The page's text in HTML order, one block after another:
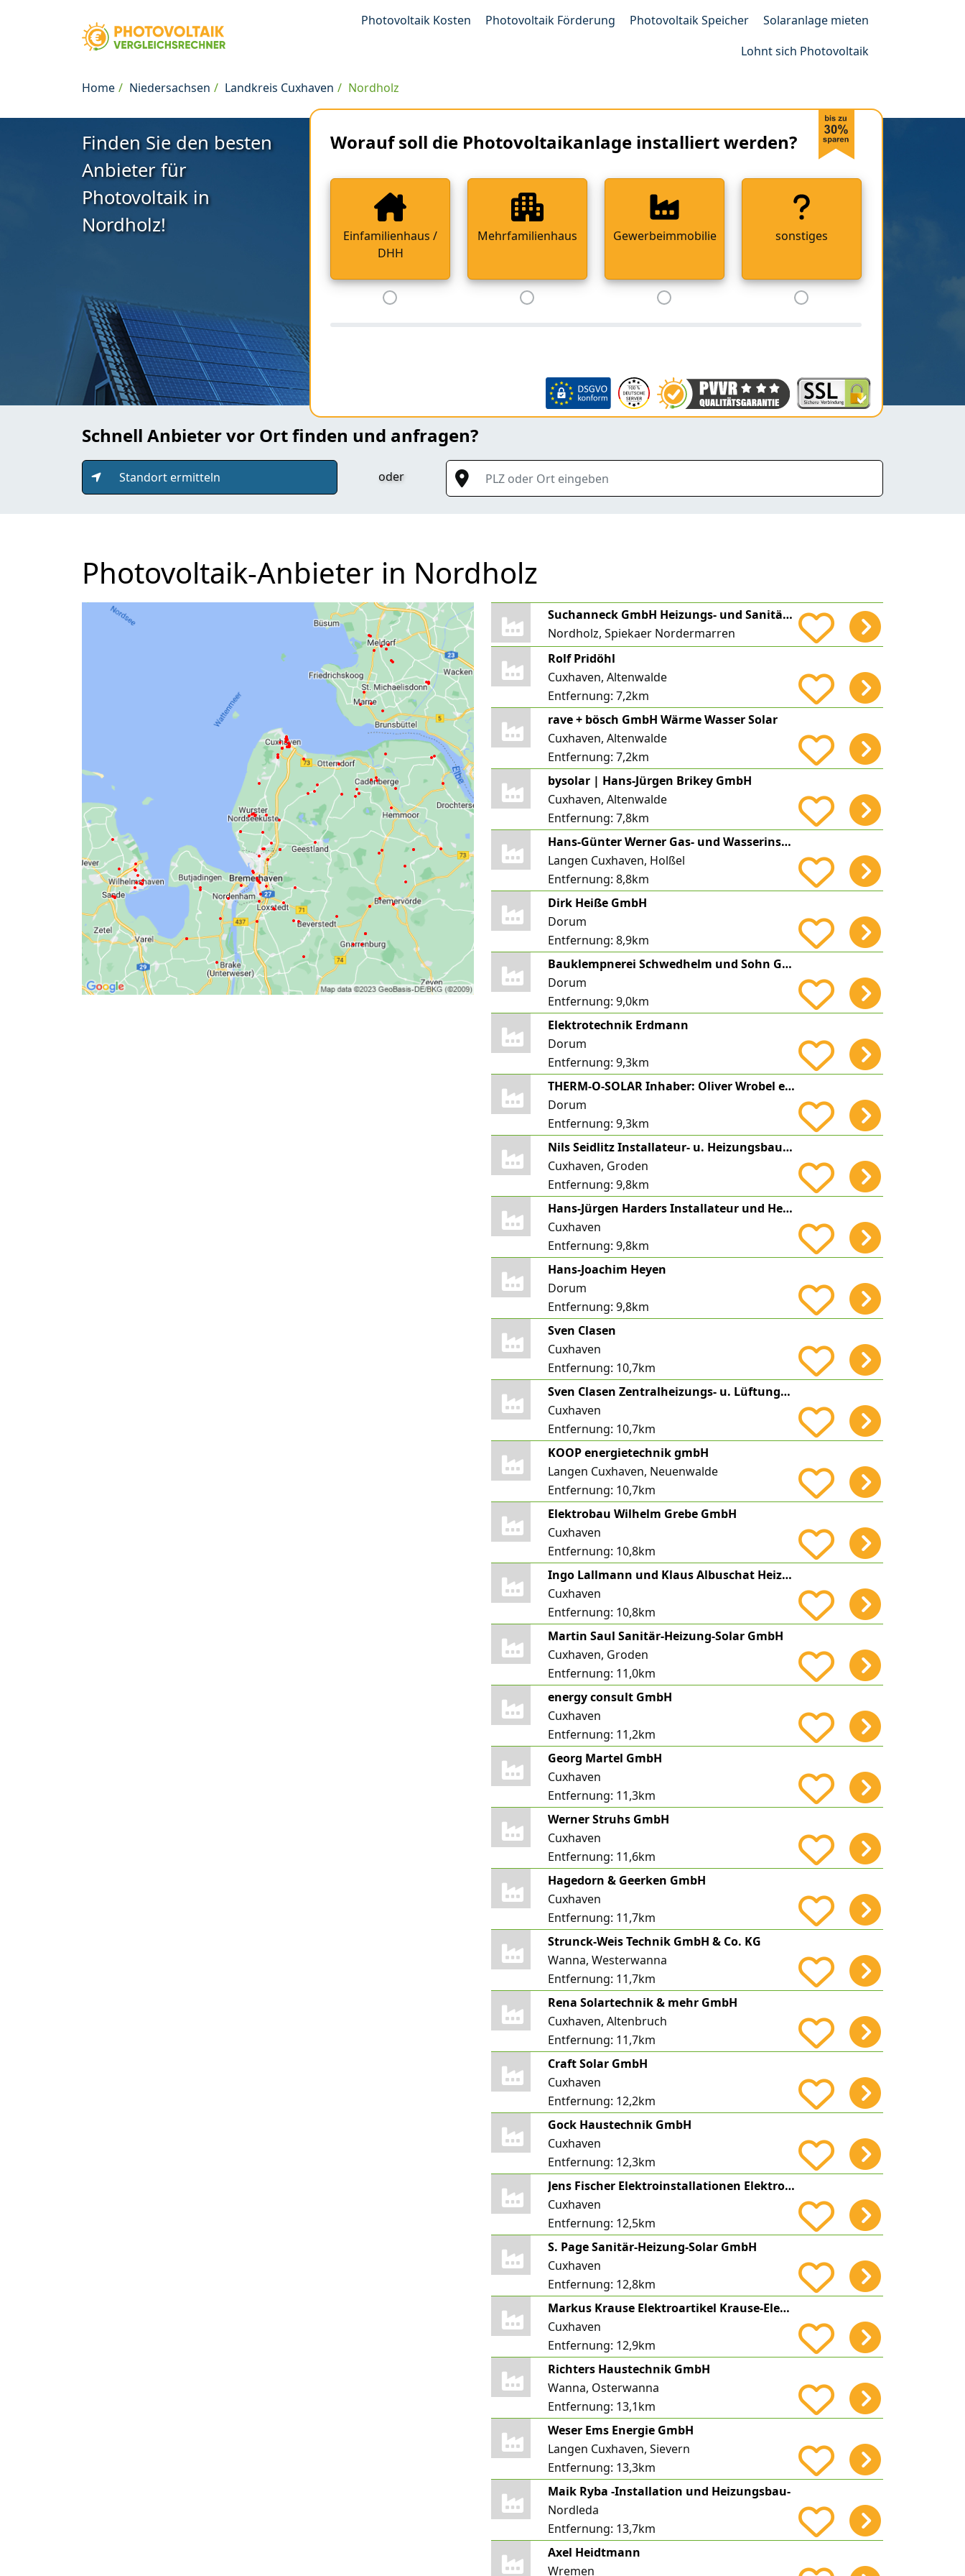
Photovoltaik Kosten Photovoltaik Förderung Photovoltaik Speicher
Solaranlage mieten
Lohnt sich Photovoltaik
Home Niedersachsen Landkreis Cuxhaven Nordholz
Finden Sie den besten
Anbieter für
Photovoltaik in
Nordholz!
Worauf soll die Photovoltaikanlage installiert werden?
Einfamilienhaus /
DHH
Mehrfamilienhaus Gewerbeimmobilie sonstiges
Schnell Anbieter vor Ort finden und anfragen?
Standort ermitteln oder
PLZ oder Ort eingeben
Photovoltaik-Anbieter in Nordholz
Suchanneck GmbH Heizungs- und Sanitärservice
Nordholz, Spiekaer Nordermarren
Rolf Pridöhl
Cuxhaven, Altenwalde
Entfernung:7,2km
rave + bösch GmbH Wärme Wasser Solar
Cuxhaven, Altenwalde
Entfernung:7,2km
bysolar | Hans-Jürgen Brikey GmbH
Cuxhaven, Altenwalde
Entfernung:7,8km
Hans-Günter Werner Gas- und Wasserinst.- sowie Zentralh.- und Lüftungsbauermeister
Langen Cuxhaven, Holßel
Entfernung:8,8km
Dirk Heiße GmbH
Dorum
Entfernung:8,9km
Bauklempnerei Schwedhelm und Sohn GmbH
Dorum
Entfernung:9,0km
Elektrotechnik Erdmann
Dorum
Entfernung:9,3km
THERM-O-SOLAR Inhaber: Oliver Wrobel e.K.
Dorum
Entfernung:9,3km
Nils Seidlitz Installateur- u. Heizungsbauermeister
Cuxhaven, Groden
Entfernung:9,8km
Hans-Jürgen Harders Installateur und Heizungsbau Harders Sanitär-Heizung-Solartechnik
Cuxhaven
Entfernung:9,8km
Hans-Joachim Heyen
Dorum
Entfernung:9,8km
Sven Clasen
Cuxhaven
Entfernung: 10,7km
Sven Clasen Zentralheizungs- u. Lüftungsbauermeister
Cuxhaven
Entfernung: 10,7km
KOOP energietechnik gmbH
Langen Cuxhaven, Neuenwalde
Entfernung: 10,7km
Elektrobau Wilhelm Grebe GmbH
Cuxhaven
Entfernung: 10,8km
Ingo Lallmann und Klaus Albuschat Heizungsbau
Cuxhaven
Entfernung: 10,8km
Martin Saul Sanitär-Heizung-Solar GmbH
Cuxhaven, Groden
Entfernung: 11,0km
energy consult GmbH
Cuxhaven
Entfernung: 11,2km
Georg Martel GmbH
Cuxhaven
Entfernung: 11,3km
Werner Struhs GmbH
Cuxhaven
Entfernung: 11,6km
Hagedorn & Geerken GmbH
Cuxhaven
Entfernung: 11,7km
Strunck-Weis Technik GmbH & Co. KG
Wanna, Westerwanna
Entfernung: 11,7km
Rena Solartechnik & mehr GmbH
Cuxhaven, Altenbruch
Entfernung: 11,7km
Craft Solar GmbH
Cuxhaven
Entfernung: 12,2km
Gock Haustechnik GmbH
Cuxhaven
Entfernung: 12,3km
Jens Fischer Elektroinstallationen Elektro Giesen
Cuxhaven
Entfernung: 12,5km
S. Page Sanitär-Heizung-Solar GmbH
Cuxhaven
Entfernung: 12,8km
Markus Krause Elektroartikel Krause-Elektro
Cuxhaven
Entfernung: 12,9km
Richters Haustechnik GmbH
Wanna, Osterwanna
Entfernung: 13,1km
Weser Ems Energie GmbH
Langen Cuxhaven, Sievern
Entfernung: 13,3km
Maik Ryba -Installation und Heizungsbau-
Nordleda
Entfernung: 13,7km
Axel Heidtmann
Wremen